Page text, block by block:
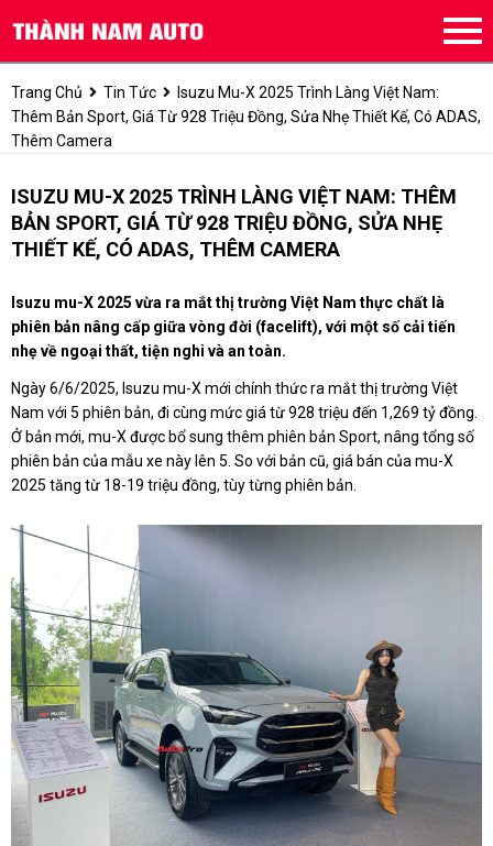
Trang Chủ Tin Tức
Isuzu Mu-X 2025 Trình Làng Việt Nam:
Thêm Bản Sport, Giá Từ 928 Triệu Đồng, Sửa Nhẹ Thiết Kế, Có ADAS,
Thêm Camera
ISUZU MU-X 2025 TRÌNH LÀNG VIỆT NAM: THÊM
BẢN SPORT, GIÁ TỪ 928 TRIỆU ĐỒNG, SỬA NHẸ
THIẾT KẾ, CÓ ADAS, THÊM CAMERA
Isuzu mu-X 2025 vừa ra mắt thị trường Việt Nam thực chất là
phiên bản nâng cấp giữa vòng đời (facelift), với một số cải tiến
nhẹ về ngoại thất, tiện nghi và an toàn.
Ngày 6/6/2025, Isuzu mu-X mới chính thức ra mắt thị trường Việt
Nam với 5 phiên bản, đi cùng mức giá từ 928 triệu đến 1,269 tỷ đồng.
Ở bản mới, mu-X được bổ sung thêm phiên bản Sport, nâng tổng số
phiên bản của mẫu xe này lên 5. So với bản cũ, giá bán của mu-X
2025 tăng từ 18-19 triệu đồng, tùy từng phiên bản.